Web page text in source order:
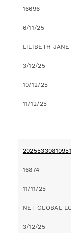
16696
6/11/25
LILIBETH
3/12/25
10/12/25
11/12/25
20255330810951
16874
11/11/25
NET GLOBAL
3/12/25